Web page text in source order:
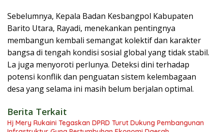
Sebelumnya, Kepala Badan Kesbangpol Kabupaten
Barito Utara, Rayadi, menekankan pentingnya
membangun kembali semangat kolektif dan karakter
bangsa di tengah kondisi sosial global yang tidak stabil.
La juga menyoroti perlunya. Deteksi dini terhadap
potensi konflik dan penguatan sistem kelembagaan
desa yang selama ini masih belum berjalan optimal.
Berita Terkait
Hj Mery Rukaini Tegaskan DPRD Turut Dukung Pembangunan